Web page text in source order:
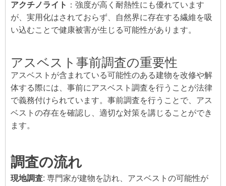
アクチノライト ：強度が高く耐熱性にも優れています
が、実用化はされておらず、自然界に存在する繊維を吸
い込むことで健康被害が生じる可能性があります。
アスベスト事前調査の重要性
アスベストが含まれている可能性のある建物を改修や解
体する際には、事前にアスベスト調査を行うことが法律
で義務付けられています。事前調査を行うことで、アス
ベストの存在を確認し、適切な対策を講じることができ
ます。
調査の流れ
現地調査: 専門家が建物を訪れ、アスベストの可能性が